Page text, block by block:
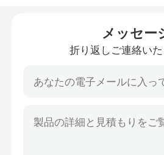
海洋の鋼材
海洋のプロペラ シャフト
メッセー
折り返しご連絡いた